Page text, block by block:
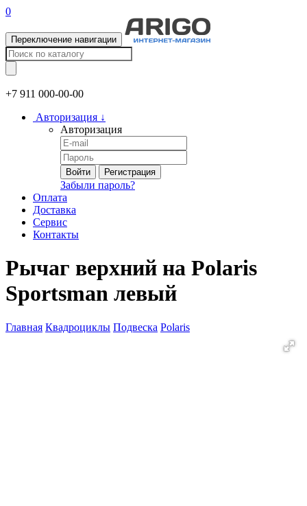
0
Переключение навигации
+7 911 000-00-00
Авторизация ↓
Авторизация
Войти Регистрация
Забыли пароль?
Оплата
Доставка
Сервис
Контакты
Рычаг верхний на Polaris
Sportsman левый
Главная Квадроциклы Подвеска Polaris